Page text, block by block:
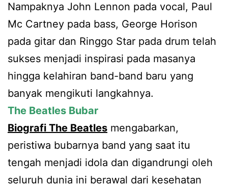
Nampaknya John Lennon pada vocal, Paul
Mc Cartney pada bass, George Horison
pada gitar dan Ringgo Star pada drum telah
sukses menjadi inspirasi pada masanya
hingga kelahiran band-band baru yang
banyak mengikuti langkahnya.
The Beatles Bubar
Biografi The Beatles mengabarkan,
peristiwa bubarnya band yang saat itu
tengah menjadi idola dan digandrungi oleh
seluruh dunia ini berawal dari kesehatan